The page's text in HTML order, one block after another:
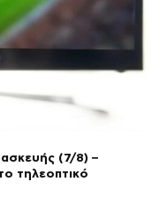
(7/8) –
τηλεοπτικό